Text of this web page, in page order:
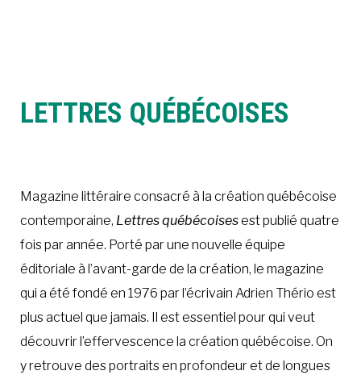
DEVENIR MEMBRE
LETTRES QUÉBÉCOISES
Magazine littéraire consacré à la création québécoise
contemporaine, Lettres québécoisesest publié quatre
fois par année. Porté par une nouvelle équipe
éditoriale à l’avant-garde de la création, le magazine
qui a été fondé en 1976 par l’écrivain Adrien Thério est
plus actuel que jamais. Il est essentiel pour qui veut
découvrir l’effervescence la création québécoise. On
y retrouve des portraits en profondeur et de longues